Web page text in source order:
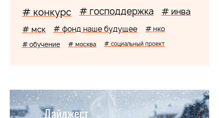
# конкурс # господдержка # инва
# мск # фонд наше будущее # нко
# обучение # москва # социальный проект